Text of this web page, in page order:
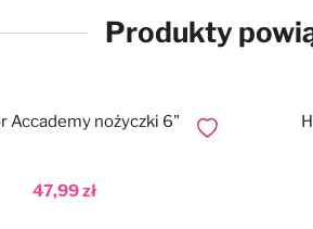
Produkty
47,99 zł
Accademy nożyczki 6"
Dodaj do